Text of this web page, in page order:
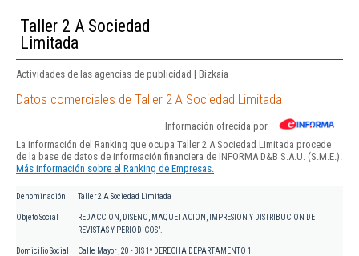
Taller 2 A Sociedad
Limitada
Actividades de las agencias de publicidad | Bizkaia
Datos comerciales de Taller 2 A Sociedad Limitada
Información ofrecida por
La información del Ranking que ocupa Taller 2 A Sociedad Limitada procede
de la base de datos de información financiera de INFORMA D&B S.A.U. (S.M.E.).
Más información sobre el Ranking de Empresas.
Denominación Taller 2 A Sociedad Limitada
Objeto Social
REDACCION, DISENO, MAQUETACION, IMPRESION Y DISTRIBUCION DE
REVISTAS Y PERIODICOS".
Domicilio Social Calle Mayor , 20 - BIS 1º DERECHA DEPARTAMENTO 1